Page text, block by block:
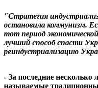
"Стратегия
остановила коммунизм.
тот период
лучший способ спасти
реиндустриализацию
- За последние несколько
называемые